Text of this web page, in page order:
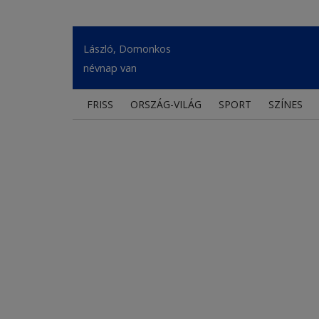
László, Domonkos
névnap van
FRISS ORSZÁG-VILÁG SPORT SZÍNES